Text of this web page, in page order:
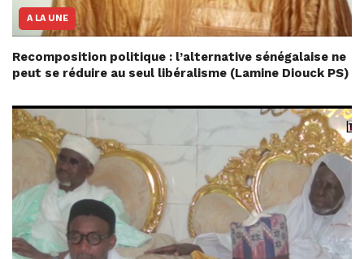
A LA UNE
Recomposition politique : l’alternative sénégalaise ne
peut se réduire au seul libéralisme (Lamine Diouck PS)